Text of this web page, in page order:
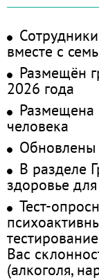
вместе с
Размещён
2026 года
Размещена
человека
Обновлены
В разделе
здоровье
Тест-
Вас
(алкоголя,